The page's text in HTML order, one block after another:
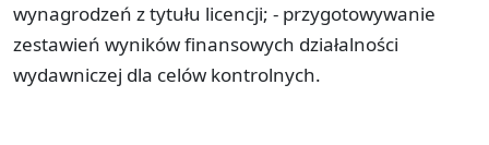
wynagrodzeń z tytułu licencji; - przygotowywanie
zestawień wyników finansowych działalności
wydawniczej dla celów kontrolnych.